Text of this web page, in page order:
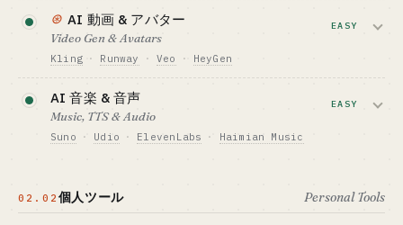
必要資金の目安 · CAPITAL
$15-70K
サブスク $10-30/月 PLG
ベンチマーク · BENCHMARK
Sudowrite · Caiyun Xiaomeng · Yuewen
て最も入りやすい入口
ンダリング、EC 商品画像、ウェディン
グ写真などの垂直アプリにはまだ余地が
あります。
必要資金の目安 · CAPITAL
$15-70K
GTM · 売り方
Miaoya（中国）が単月で¥100M を超える売
⊛ AI 動画 & アバター
Video Gen & Avatars
Kling · Runway · Veo · HeyGen
Sora の終了後、Kling や Veo、
Jimeng（中国）が API を提供していま
す。モデルレイヤーは確立し、アプリレ
イヤーが今まさに伸びている段階です。
$70K-400K
EASY
AI 音楽 & 音声
Music, TTS & Audio
Suno · Udio · ElevenLabs · Haimian Music
ク、子ども向け物語といった垂直音声に
EASY
02.02 個人ツール Personal Tools